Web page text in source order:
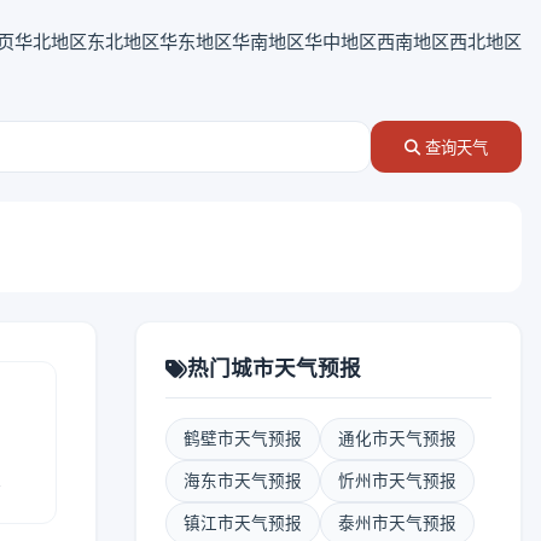
华北地区东北地区华东地区华南地区华中地区西南地区西北地区
查询天气
热门城市天气预报
鹤壁市天气预报 通化市天气预报
海东市天气预报 忻州市天气预报
镇江市天气预报 泰州市天气预报